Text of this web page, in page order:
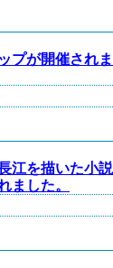
プが開催されま
江を描いた小説
ました。